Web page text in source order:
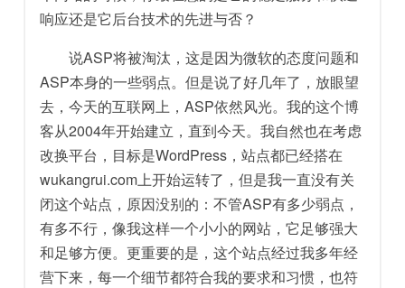
响应还是它后台技术的先进与否？
说ASP将被淘汰，这是因为微软的态度问题和
ASP本身的一些弱点。但是说了好几年了，放眼望
去，今天的互联网上，ASP依然风光。我的这个博
客从2004年开始建立，直到今天。我自然也在考虑
改换平台，目标是WordPress，站点都已经搭在
wukangrui.com上开始运转了，但是我一直没有关
闭这个站点，原因没别的：不管ASP有多少弱点，
有多不行，像我这样一个小小的网站，它足够强大
和足够方便。更重要的是，这个站点经过我多年经
营下来，每一个细节都符合我的要求和习惯，也符